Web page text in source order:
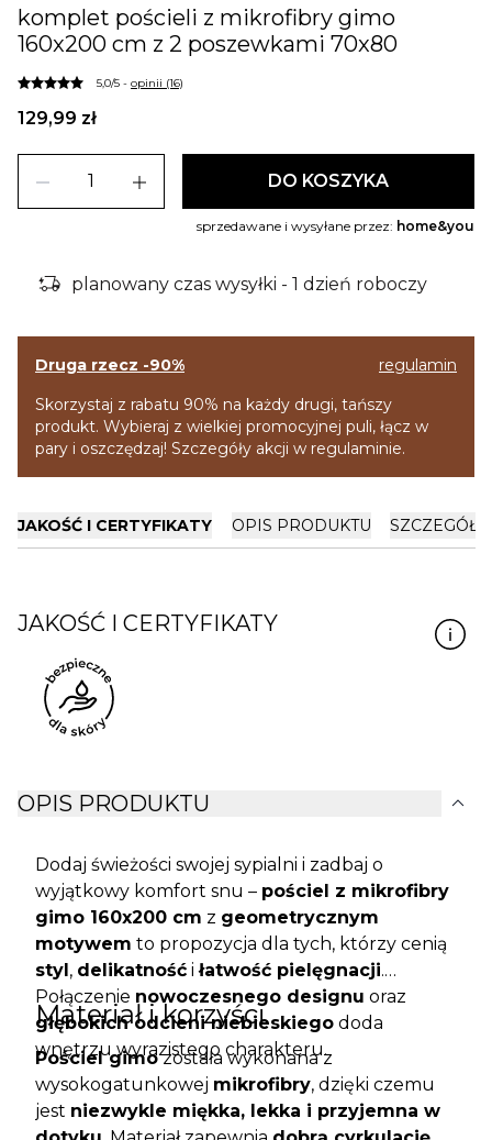
komplet pościeli z mikrofibry gimo
160x200 cm z 2 poszewkami 70x80
5,0/5 - opinii (16)
129,99 zł
remove add DO KOSZYKA
sprzedawane i wysyłane przez: home&you
delivery_truck_bolt planowany czas wysyłki - 1 dzień roboczy
Druga rzecz -90%
regulamin
Skorzystaj z rabatu 90% na każdy drugi, tańszy
produkt. Wybieraj z wielkiej promocyjnej puli, łącz w
pary i oszczędzaj! Szczegóły akcji w regulaminie.
JAKOŚĆ I CERTYFIKATY OPIS PRODUKTU
JAKOŚĆ I CERTYFIKATY
OPIS PRODUKTU expand_more
Dodaj świeżości swojej sypialni i zadbaj o
wyjątkowy komfort snu – pościel z mikrofibry
gimo 160x200 cm z geometrycznym
motywem to propozycja dla tych, którzy cenią
styl, delikatność iłatwość pielęgnacji.
Połączenie nowoczesnego designu oraz
głębokich odcieni niebieskiego doda
wnętrzu wyrazistego charakteru.
Materiał i korzyści
Pościel gimozostała wykonana z
wysokogatunkowej mikrofibry, dzięki czemu
jest niezwykle miękka, lekka i przyjemna w